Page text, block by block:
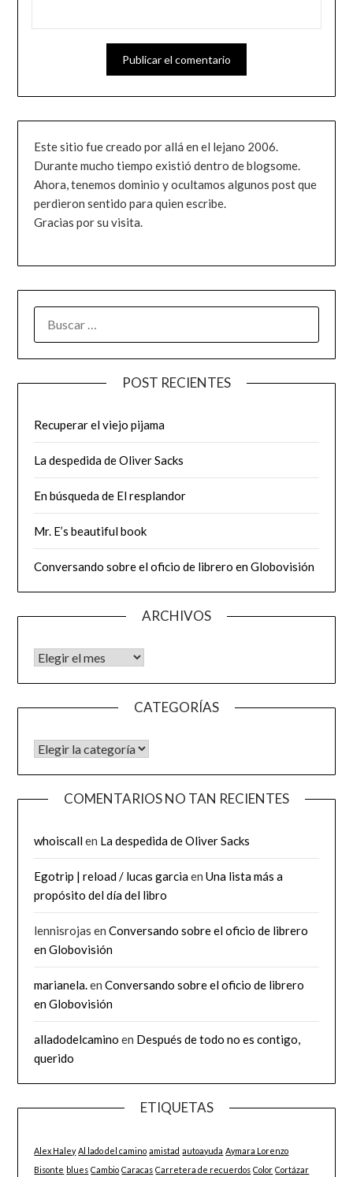
Este sitio fue creado por allá en el lejano 2006.
Durante mucho tiempo existió dentro de blogsome.
Ahora, tenemos dominio y ocultamos algunos post que
perdieron sentido para quien escribe.
Gracias por su visita.
POST RECIENTES
Recuperar el viejo pijama
La despedida de Oliver Sacks
En búsqueda de El resplandor
Mr. E’s beautiful book
Conversando sobre el oficio de librero en Globovisión
ARCHIVOS
Archivos
CATEGORÍAS
CATEGORÍAS
COMENTARIOS NO TAN RECIENTES
whoiscallen La despedida de Oliver Sacks
Egotrip | reload / lucas garciaenUna lista más a
propósito del día del libro
lennisrojas enConversando sobre el oficio de librero
en Globovisión
marianela.enConversando sobre el oficio de librero
en Globovisión
alladodelcamino en Después de todo no es contigo,
querido
ETIQUETAS
Alex Haley Al lado del camino amistad autoayuda Aymara Lorenzo
Bisonte blues Cambio Caracas Carretera de recuerdos Color Cortázar